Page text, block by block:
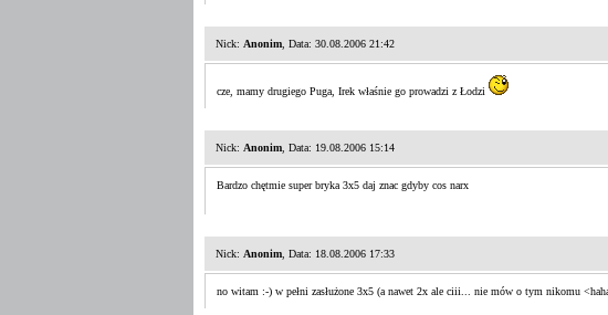
Nick: Anonim, Data: 30.08.2006 21:42
cze, mamy drugiego Puga, Irek właśnie go prowadzi z Łodzi
Nick: Anonim, Data: 19.08.2006 15:14
Bardzo chętmie super bryka 3x5 daj znac gdyby cos narx
Nick: Anonim, Data: 18.08.2006 17:33
no witam :-) w pełni zasłużone 3x5 (a nawet 2x ale ciii... nie mów o tym nikomu